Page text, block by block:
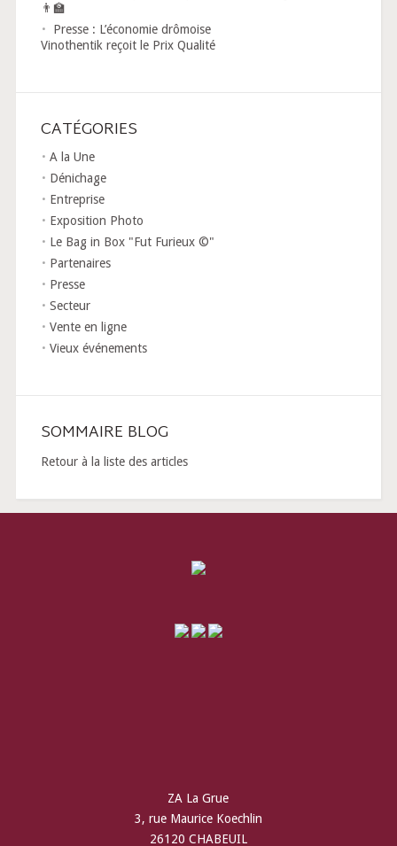
👨‍🏫
Presse : L’économie drômoise
Vinothentik reçoit le Prix Qualité
CATÉGORIES
A la Une
Dénichage
Entreprise
Exposition Photo
Le Bag in Box "Fut Furieux ©"
Partenaires
Presse
Secteur
Vente en ligne
Vieux événements
SOMMAIRE BLOG
Retour à la liste des articles
ZA La Grue
3, rue Maurice Koechlin
26120 CHABEUIL